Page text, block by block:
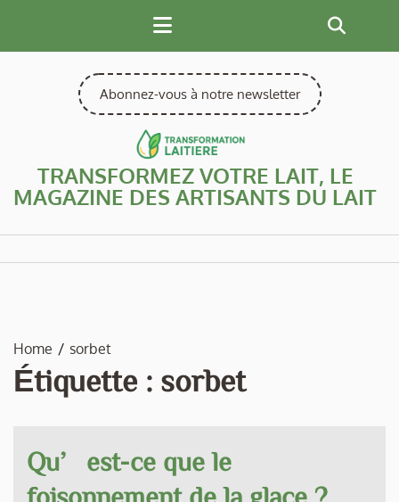
content
Abonnez-vous à notre newsletter
TRANSFORMEZ VOTRE LAIT, LE
MAGAZINE DES ARTISANTS DU LAIT
Home sorbet
Étiquette : sorbet
Qu’est-ce que le
foisonnement de la glace ?